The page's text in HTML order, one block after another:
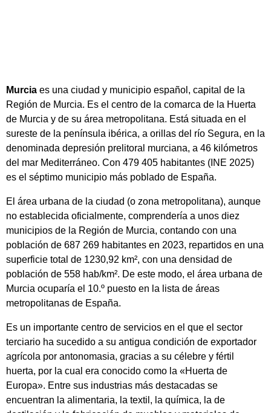
Murcia es una ciudad y municipio español, capital de la
Región de Murcia. Es el centro de la comarca de la Huerta
de Murcia y de su área metropolitana. Está situada en el
sureste de la península ibérica, a orillas del río Segura, en la
denominada depresión prelitoral murciana, a 46 kilómetros
del mar Mediterráneo. Con 479 405 habitantes (INE 2025)​
es el séptimo municipio más poblado de España.
El área urbana de la ciudad (o zona metropolitana), aunque
no establecida oficialmente, comprendería a unos diez
municipios de la Región de Murcia, contando con una
población de 687 269 habitantes en 2023, repartidos en una
superficie total de 1230,92 km², con una densidad de
población de 558 hab/km².​ De este modo, el área urbana de
Murcia ocuparía el 10.º puesto en la lista de áreas
metropolitanas de España.
Es un importante centro de servicios en el que el sector
terciario ha sucedido a su antigua condición de exportador
agrícola por antonomasia, gracias a su célebre y fértil
huerta, por la cual era conocido como la «Huerta de
Europa». Entre sus industrias más destacadas se
encuentran la alimentaria, la textil, la química, la de